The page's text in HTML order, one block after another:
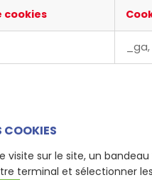
cookies
COOKIES
visite sur le site, un
terminal et sélectionner